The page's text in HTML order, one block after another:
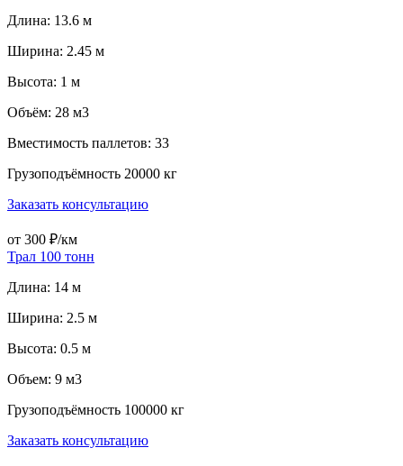
Длина: 13.6 м
Ширина: 2.45 м
Высота: 1 м
Объём: 28 м3
Вместимость паллетов: 33
Грузоподъёмность 20000 кг
Заказать консультацию
от 300 ₽/км
Трал 100 тонн
Длина: 14 м
Ширина: 2.5 м
Высота: 0.5 м
Объем: 9 м3
Грузоподъёмность 100000 кг
Заказать консультацию